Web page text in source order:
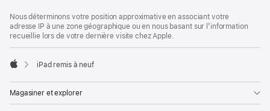
de
page
de
bas
Nous déterminons votre position approximative en associant votre
adresse IP à une zone géographique ou en nous basant sur l’information
recueillie lors de votre dernière visite chez Apple.
iPad remis à neuf
Magasiner et explorer